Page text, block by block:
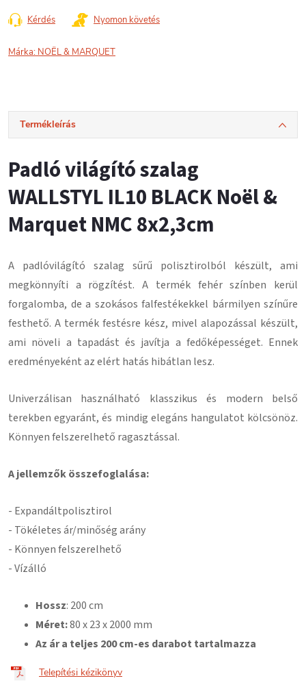
Kérdés Nyomon követés
Márka: NOËL & MARQUET
Termékleírás
Padló világító szalag
WALLSTYL IL10 BLACK Noël &
Marquet NMC 8x2,3cm
A padlóvilágító szalag sűrű polisztirolból készült, ami
megkönnyíti a rögzítést. A termék fehér színben kerül
forgalomba, de a szokásos falfestékekkel bármilyen színűre
festhető. A termék festésre kész, mivel alapozással készült,
ami növeli a tapadást és javítja a fedőképességet. Ennek
eredményeként az elért hatás hibátlan lesz.
Univerzálisan használható klasszikus és modern belső
terekben egyaránt, és mindig elegáns hangulatot kölcsönöz.
Könnyen felszerelhető ragasztással.
A jellemzők összefoglalása:
- Expandáltpolisztirol
- Tökéletes ár/minőség arány
- Könnyen felszerelhető
- Vízálló
Hossz: 200 cm
Méret:80x 23 x 2000 mm
Az ár a teljes 200 cm-es darabot tartalmazza
Telepítési kézikönyv